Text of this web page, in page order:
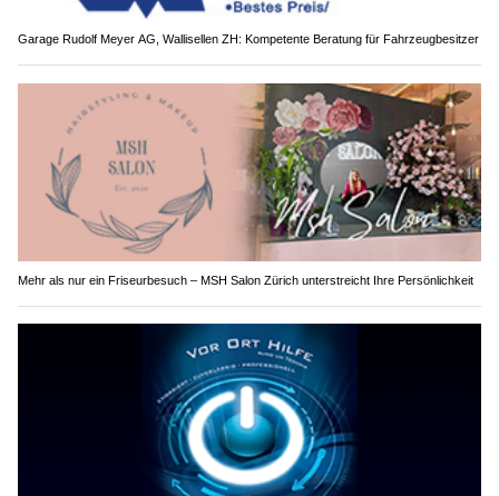
Garage Rudolf Meyer AG, Wallisellen ZH: Kompetente Beratung für Fahrzeugbesitzer
Mehr als nur ein Friseurbesuch – MSH Salon Zürich unterstreicht Ihre Persönlichkeit